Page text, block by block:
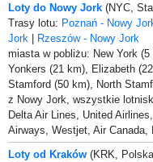
Loty do Nowy Jork (NYC,
Trasy lotu: Poznań - Nowy
Jork | Rzeszów - Nowy Jork
miasta w pobliżu: New York
Yonkers (21 km), Elizabeth
Stamford (50 km), North
z Nowy Jork, wszystkie
Delta Air Lines, United
Airways, Westjet, Air Canada,
Loty od Kraków (KRK,